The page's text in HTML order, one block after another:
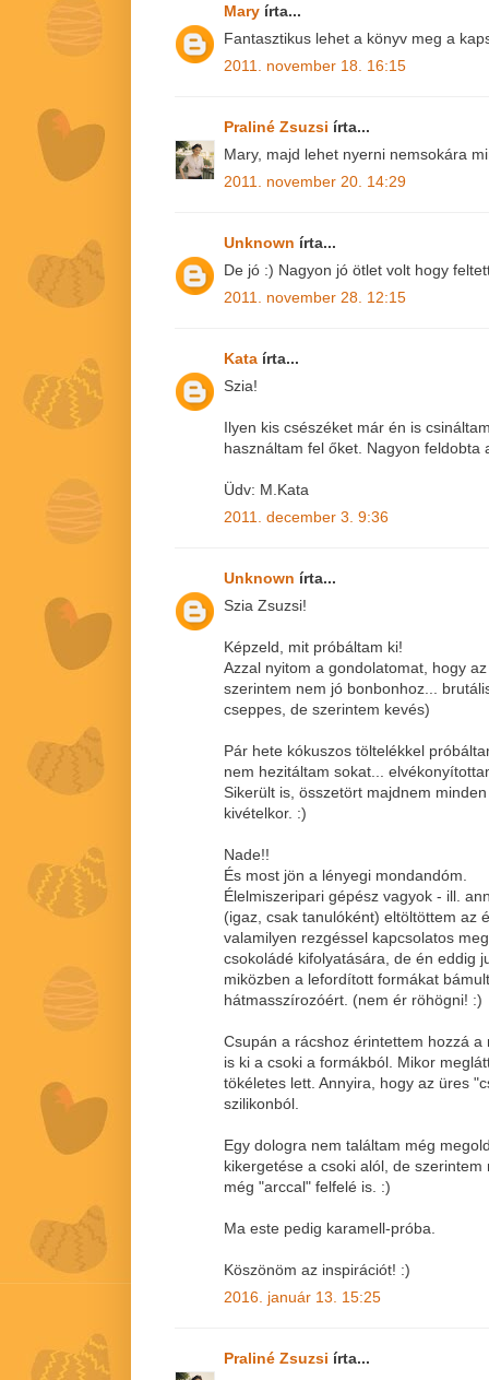
Mary írta...
Fantasztikus lehet a könyv meg a
2011. november 18. 16:15
Praliné Zsuzsi írta...
Mary, majd lehet nyerni nemsokára
2011. november 20. 14:29
Unknown írta...
De jó :) Nagyon jó ötlet volt hogy
2011. november 28. 12:15
Kata írta...
Szia!
Ilyen kis csészéket már én is
használtam fel őket. Nagyon feldobta
Üdv: M.Kata
2011. december 3. 9:36
Unknown írta...
Szia Zsuzsi!
Képzeld, mit próbáltam ki!
Azzal nyitom a gondolatomat, hogy
szerintem nem jó bonbonhoz...
cseppes, de szerintem kevés)
Pár hete kókuszos töltelékkel
nem hezitáltam sokat...
Sikerült is, összetört majdnem
kivételkor. :)
Nade!!
És most jön a lényegi mondandóm.
Élelmiszeripari gépész vagyok - ill.
(igaz, csak tanulóként) eltöltöttem az
valamilyen rezgéssel kapcsolatos
csokoládé kifolyatására, de én eddig
miközben a lefordított formákat
hátmasszírozóért. (nem ér röhögni! :)
Csupán a rácshoz érintettem hozzá
is ki a csoki a formákból. Mikor
tökéletes lett. Annyira, hogy az üres
szilikonból.
Egy dologra nem találtam még
kikergetése a csoki alól, de
még "arccal" felfelé is. :)
Ma este pedig karamell-próba.
Köszönöm az inspirációt! :)
2016. január 13. 15:25
Praliné Zsuzsi írta...